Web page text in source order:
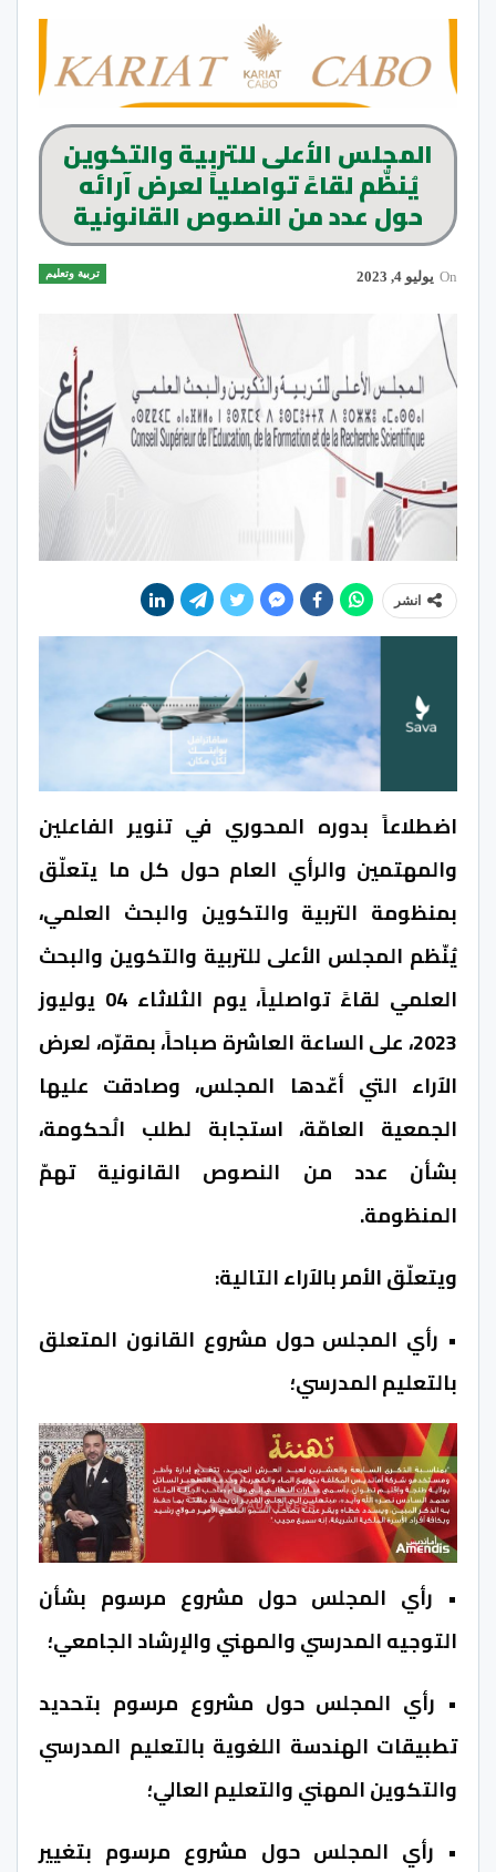
المجلس الأعلى للتربية والتكوين
يُنظّم لقاءً تواصلياً لعرض آرائه
حول عدد من النصوص القانونية
تربية وتعليم On يوليو 4, 2023
انشر
اضطلاعاً بدوره المحوري في تنوير الفاعلين
والمهتمين والرأي العام حول كل ما يتعلّق
بمنظومة التربية والتكوين والبحث العلمي،
يُنّظم المجلس الأعلى للتربية والتكوين والبحث
العلمي لقاءً تواصلياً، يوم الثلاثاء 04 يوليوز
2023، على الساعة العاشرة صباحاً، بمقرّه، لعرض
الآراء التي أعّدها المجلس، وصادقت عليها
الجمعية العامّة، استجابة لطلب الُحكومة،
بشأن عدد من النصوص القانونية تهمّ
المنظومة.
ويتعلّق الأمر بالآراء التالية:
• رأي المجلس حول مشروع القانون المتعلق
بالتعليم المدرسي؛
• رأي المجلس حول مشروع مرسوم بشأن
التوجيه المدرسي والمهني والإرشاد الجامعي؛
• رأي المجلس حول مشروع مرسوم بتحديد
تطبيقات الهندسة اللغوية بالتعليم المدرسي
والتكوين المهني والتعليم العالي؛
• رأي المجلس حول مشروع مرسوم بتغيير